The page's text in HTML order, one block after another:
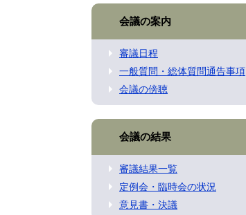
会議の案内
審議日程
一般質問・総体質問通告事項
会議の傍聴
会議の結果
審議結果一覧
定例会・臨時会の状況
意見書・決議